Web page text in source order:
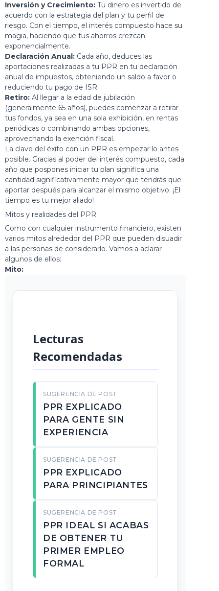
Inversión y Crecimiento: Tu dinero es invertido de
acuerdo con la estrategia del plan y tu perfil de
riesgo. Con el tiempo, el interés compuesto hace su
magia, haciendo que tus ahorros crezcan
exponencialmente.
Declaración Anual: Cada año, deduces las
aportaciones realizadas a tu PPR en tu declaración
anual de impuestos, obteniendo un saldo a favor o
reduciendo tu pago de ISR.
Retiro: Al llegar a la edad de jubilación
(generalmente 65 años), puedes comenzar a retirar
tus fondos, ya sea en una sola exhibición, en rentas
periódicas o combinando ambas opciones,
aprovechando la exención fiscal.
La clave del éxito con un PPR es empezar lo antes
posible. Gracias al poder del interés compuesto, cada
año que pospones iniciar tu plan significa una
cantidad significativamente mayor que tendrás que
aportar después para alcanzar el mismo objetivo. ¡El
tiempo es tu mejor aliado!
Mitos y realidades del PPR
Como con cualquier instrumento financiero, existen
varios mitos alrededor del PPR que pueden disuadir
a las personas de considerarlo. Vamos a aclarar
algunos de ellos:
Mito:
Lecturas
Recomendadas
SUGERENCIA DE POST:
PPR EXPLICADO
PARA GENTE SIN
EXPERIENCIA
SUGERENCIA DE POST:
PPR EXPLICADO
PARA PRINCIPIANTES
SUGERENCIA DE POST:
PPR IDEAL SI ACABAS
DE OBTENER TU
PRIMER EMPLEO
FORMAL